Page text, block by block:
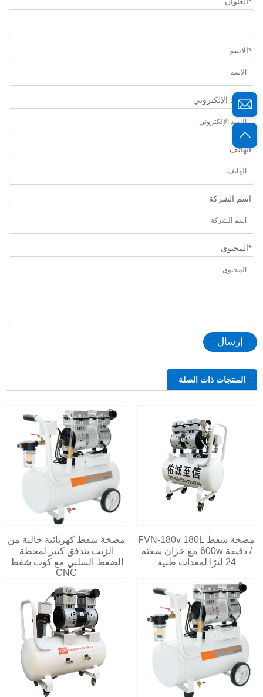
*الاسم
*البريد الإلكتروني
الهاتف
اسم الشركة
*المحتوى
إرسال
المنتجات ذات الصلة
مضخة شفط كهربائية خالية من
الزيت بتدفق كبير لمحطة
الضغط السلبي مع كوب شفط
CNC
مضخة شفط FVN-180v 180L
/ دقيقة 600w مع خزان سعته
24 لترًا لمعدات طبية